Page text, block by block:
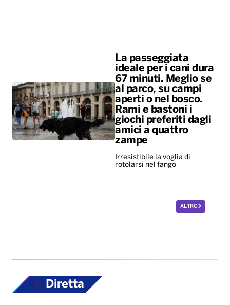
La passeggiata
ideale per i cani dura
67 minuti. Meglio se
al parco, su campi
aperti o nel bosco.
Rami e bastoni i
giochi preferiti dagli
amici a quattro
zampe
Irresistibile la voglia di
rotolarsi nel fango
ALTRO
Diretta